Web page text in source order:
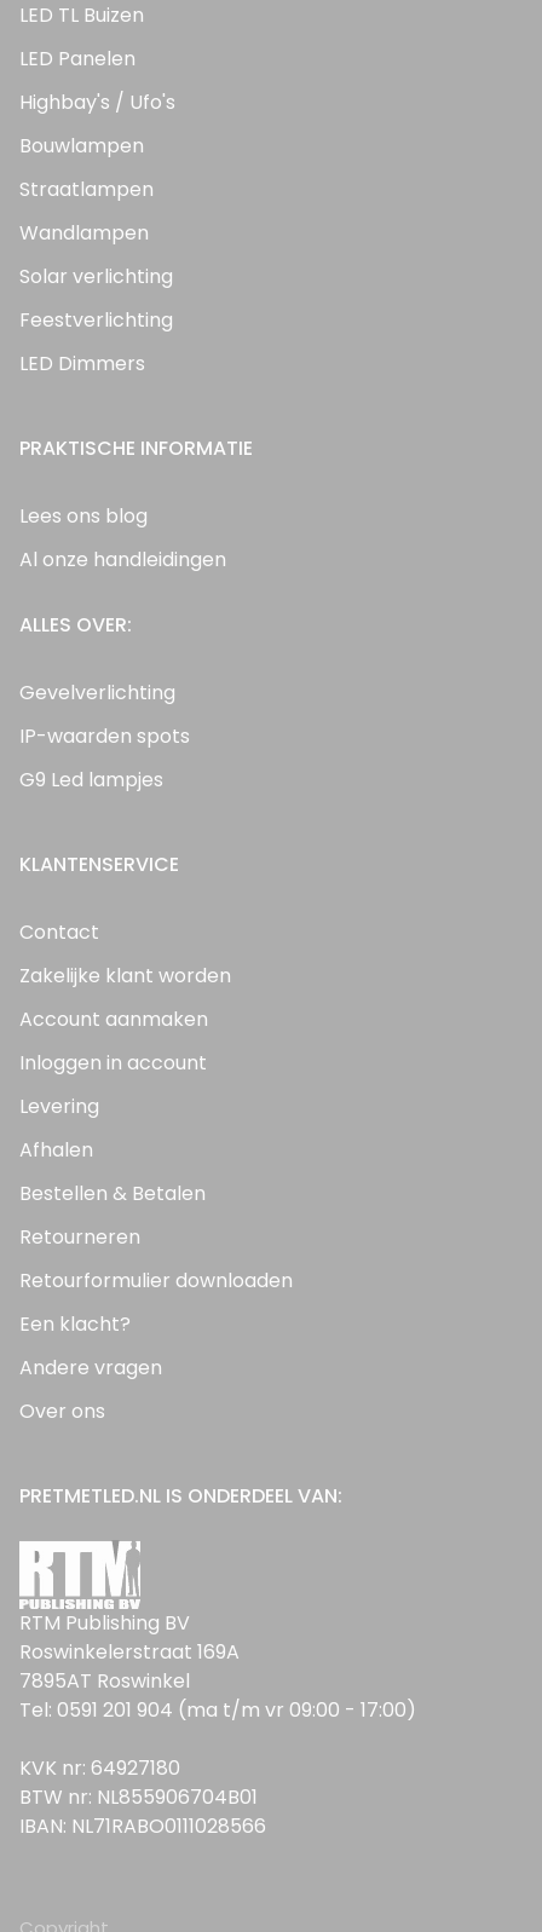
LED TL Buizen
LED Panelen
Highbay's / Ufo's
Bouwlampen
Straatlampen
Wandlampen
Solar verlichting
Feestverlichting
LED Dimmers
PRAKTISCHE INFORMATIE
Lees ons blog
Al onze handleidingen
ALLES OVER:
Gevelverlichting
IP-waarden spots
G9 Led lampjes
KLANTENSERVICE
Contact
Zakelijke klant worden
Account aanmaken
Inloggen in account
Levering
Afhalen
Bestellen & Betalen
Retourneren
Retourformulier downloaden
Een klacht?
Andere vragen
Over ons
PRETMETLED.NL IS ONDERDEEL VAN:
RTM Publishing BV
Roswinkelerstraat 169A
7895AT Roswinkel
Tel: 0591 201 904 (ma t/m vr 09:00 - 17:00)
KVK nr: 64927180
BTW nr: NL855906704B01
IBAN: NL71RABO0111028566